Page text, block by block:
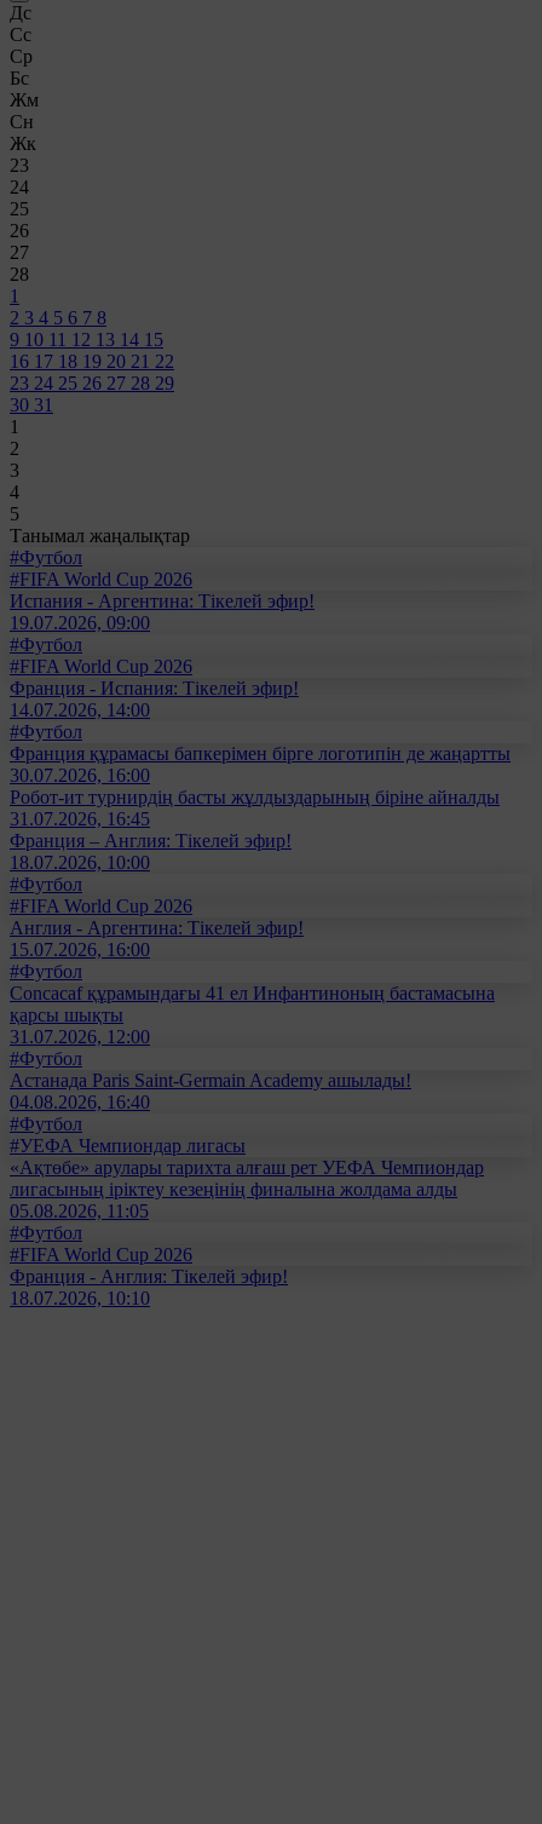
Дс
Сс
Ср
Бс
Жм
Сн
Жк
23
24
25
26
27
28
1
2 3 4 5 6 7 8
9 10 11 12 13 14 15
16 17 18 19 20 21 22
23 24 25 26 27 28 29
30 31
1
2
3
4
5
Танымал жаңалықтар
#Футбол
#FIFA World Cup 2026
Испания - Аргентина: Тікелей эфир!
19.07.2026, 09:00
#Футбол
#FIFA World Cup 2026
Франция - Испания: Тікелей эфир!
14.07.2026, 14:00
#Футбол
Франция құрамасы бапкерімен бірге логотипін де жаңартты
30.07.2026, 16:00
Робот-ит турнирдің басты жұлдыздарының біріне айналды
31.07.2026, 16:45
Франция – Англия: Тікелей эфир!
18.07.2026, 10:00
#Футбол
#FIFA World Cup 2026
Англия - Аргентина: Тікелей эфир!
15.07.2026, 16:00
#Футбол
Concacaf құрамындағы 41 ел Инфантиноның бастамасына
қарсы шықты
31.07.2026, 12:00
#Футбол
Астанада Paris Saint-Germain Academy ашылады!
04.08.2026, 16:40
#Футбол
#УЕФА Чемпиондар лигасы
«Ақтөбе» арулары тарихта алғаш рет УЕФА Чемпиондар
лигасының іріктеу кезеңінің финалына жолдама алды
05.08.2026, 11:05
#Футбол
#FIFA World Cup 2026
Франция - Англия: Тікелей эфир!
18.07.2026, 10:10